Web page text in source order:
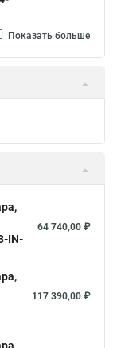
outdoor
Показать больше
IN-
64 740,00 ₽
117 390,00 ₽